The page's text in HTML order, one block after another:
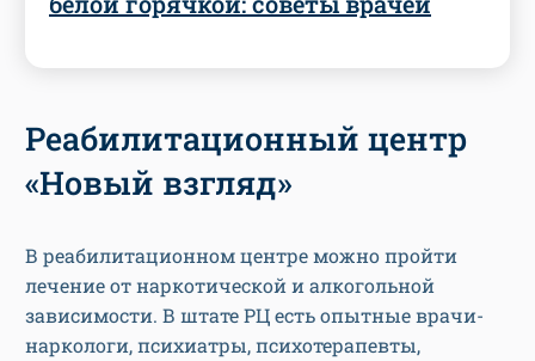
Реабилитационный центр
«Новый взгляд»
В реабилитационном центре можно пройти
лечение от наркотической и алкогольной
зависимости. В штате РЦ есть опытные врачи-
наркологи, психиатры, психотерапевты,